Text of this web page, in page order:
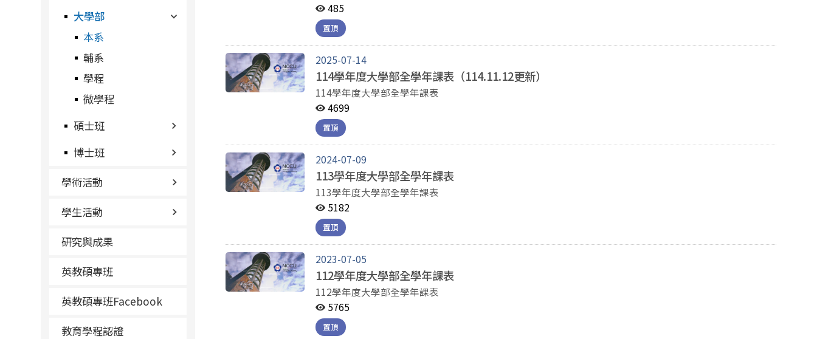
大學部
本系
輔系
學程
微學程
碩士班
博士班
學術活動
學生活動
研究與成果
英教碩專班
英教碩專班Facebook
教育學程認證
485
置頂
2025-07-14
114學年度大學部全學年課表（114.11.12更新）
114學年度大學部全學年課表
4699
置頂
2024-07-09
113學年度大學部全學年課表
113學年度大學部全學年課表
5182
置頂
2023-07-05
112學年度大學部全學年課表
112學年度大學部全學年課表
5765
置頂